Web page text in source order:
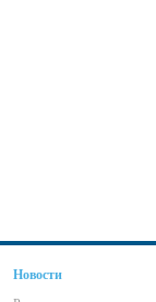
Новости